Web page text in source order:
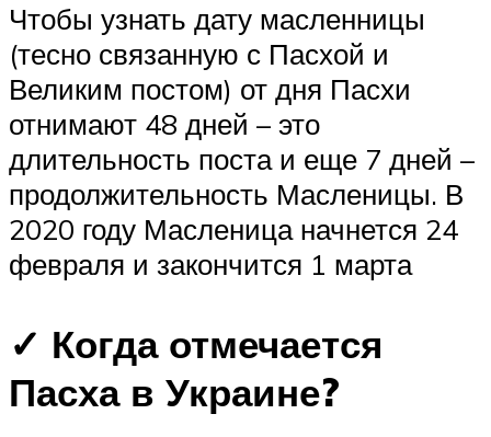
Чтобы узнать дату масленницы
(тесно связанную с Пасхой и
Великим постом) от дня Пасхи
отнимают 48 дней – это
длительность поста и еще 7 дней –
продолжительность Масленицы. В
2020 году Масленица начнется 24
февраля и закончится 1 марта
✓ Когда отмечается
Пасха в Украине?